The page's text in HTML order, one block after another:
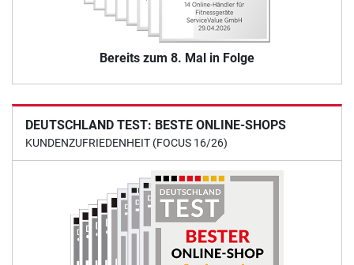
Bereits zum 8. Mal in Folge
DEUTSCHLAND TEST: BESTE ONLINE-SHOPS
KUNDENZUFRIEDENHEIT (FOCUS 16/26)